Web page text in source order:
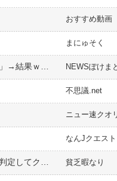
おすすめ動画
まにゅそく
NEWSぽけま
不思議.net
ニュー速クオ
なんJクエスト
貧乏暇なり